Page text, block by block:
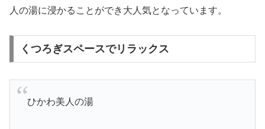
人の湯に浸かることができ大人気となっています。
くつろぎスペースでリラックス
ひかわ美人の湯